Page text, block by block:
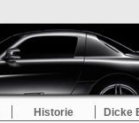
Historie Dicke